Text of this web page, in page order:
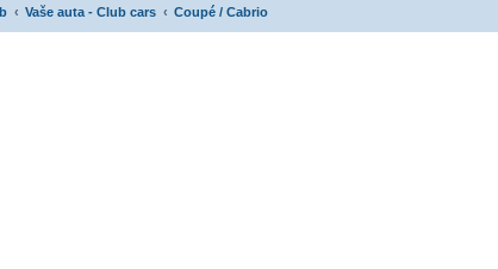
Vaše auta - Club cars Coupé / Cabrio